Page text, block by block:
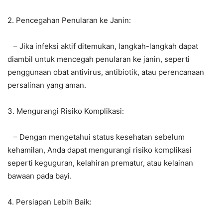
2. Pencegahan Penularan ke Janin:
– Jika infeksi aktif ditemukan, langkah-langkah dapat
diambil untuk mencegah penularan ke janin, seperti
penggunaan obat antivirus, antibiotik, atau perencanaan
persalinan yang aman.
3. Mengurangi Risiko Komplikasi:
– Dengan mengetahui status kesehatan sebelum
kehamilan, Anda dapat mengurangi risiko komplikasi
seperti keguguran, kelahiran prematur, atau kelainan
bawaan pada bayi.
4. Persiapan Lebih Baik: